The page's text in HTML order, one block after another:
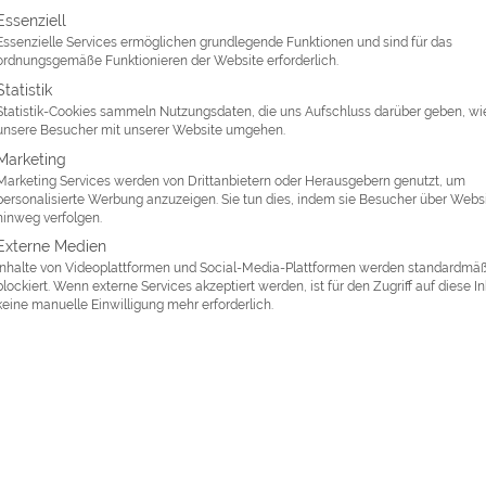
& Peru
in Peru zu laufen - entweder den klassischen nachMacchu
. Ich war sehr froh, dass ich über eine Reise mit Inka-Trail-Option
vorher buchen, aber es hat geklappt. Ich hatte genug
für jeden zu schaffen ist, soweit er/sie keine Probleme mit der
erfahrene Wanderfrau war es eine neue körperliche Erfahrung
die Leistung sinkt. Leider war die Höhe auch daran Schuld,
Mitreisenden frühzeitig abreisen mussten... Aus dem Inka-
;) Mit ganz viel Essen und Diskussionen über Inka-
Koch und Träger reden, aber ich spreche leider kein Quechua.)
schneller als in 4 Tagen schaffen, aber so hatte ich
Weg anschauen und den Ausblick genießen. Es war ganz
eine Liste der Service-Gruppen, für die eine Einwilligung
Services ermöglichen grundlegende Funktionen und sind für das
Funktionieren der Website erforderlich.
Cookies sammeln Nutzungsdaten, die uns Aufschluss darüber geben,
Besucher mit unserer Website umgehen.
Services werden von Drittanbietern oder Herausgebern genutzt, um
Werbung anzuzeigen. Sie tun dies, indem sie Besucher über
verfolgen.
Medien
von Videoplattformen und Social-Media-Plattformen werden
Wenn externe Services akzeptiert werden, ist für den Zugriff auf diese
manuelle Einwilligung mehr erforderlich.